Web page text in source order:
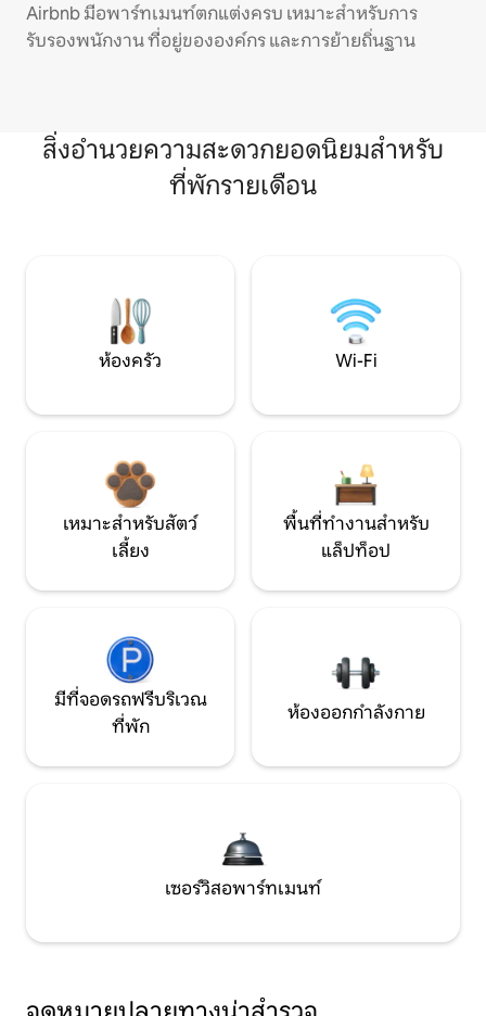
Airbnb มีอพาร์ทเมนท์ตกแต่งครบ เหมาะสำหรับการ
รับรองพนักงาน ที่อยู่ขององค์กร และการย้ายถิ่นฐาน
สิ่งอำนวยความสะดวกยอดนิยมสำหรับ
ที่พักรายเดือน
ห้องครัว Wi-Fi
เหมาะสำหรับสัตว์
เลี้ยง
พื้นที่ทำงานสำหรับ
แล็ปท็อป
มีที่จอดรถฟรีบริเวณ
ที่พัก
ห้องออกกำลังกาย
เซอร์วิสอพาร์ทเมนท์